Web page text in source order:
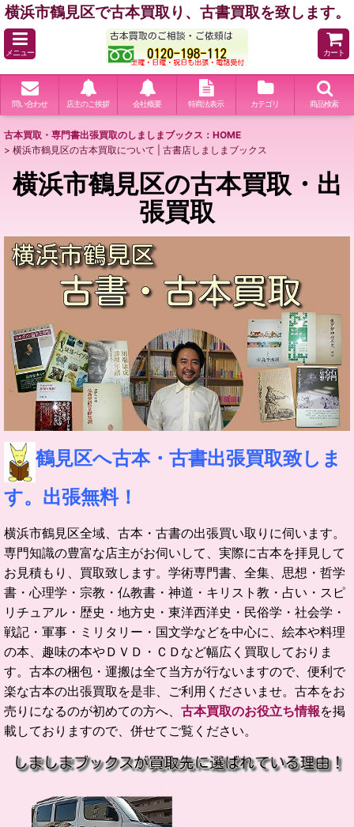
横浜市鶴見区で古本買取り、古書買取を致します。
メニュー カート
問い合わせ 店主のご挨拶 会社概要 特商法表示 カテゴリ 商品検索
古本買取・専門書出張買取のしましまブックス：HOME
> 横浜市鶴見区の古本買取について | 古書店しましまブックス
横浜市鶴見区の古本買取・出
張買取
鶴見区へ古本・古書出張買取致しま
す。出張無料！
横浜市鶴見区全域、古本・古書の出張買い取りに伺います。
専門知識の豊富な店主がお伺いして、実際に古本を拝見して
お見積もり、買取致します。 学術専門書、全集、思想・哲学
書・心理学・宗教・仏教書・神道・キリスト教・占い・スピ
リチュアル・歴史・地方史・東洋西洋史・民俗学・社会学・
戦記・軍事・ミリタリー・国文学などを中心に、絵本や料理
の本、趣味の本やＤＶＤ・ＣＤなど幅広く買取しておりま
す。 古本の梱包・運搬は全て当方が行ないますので、便利で
楽な古本の出張買取を是非、ご利用くださいませ。 古本をお
売りになるのが初めての方へ、 古本買取のお役立ち情報を掲
載しておりますので、併せてご覧ください。